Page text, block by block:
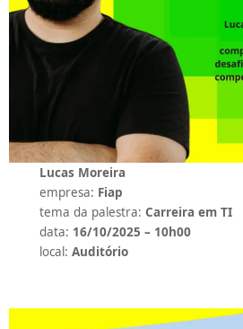
Lucas Moreira
empresa: Fiap
tema da palestra: Carreira em TI
data: 16/10/2025 – 10h00
local:Auditório